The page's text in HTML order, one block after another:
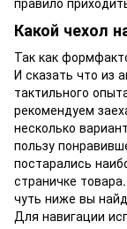
Какой чехол
Так как
И сказать что из
тактильного
рекомендуем
несколько
пользу
постарались
страничке
чуть ниже вы
Для навигации